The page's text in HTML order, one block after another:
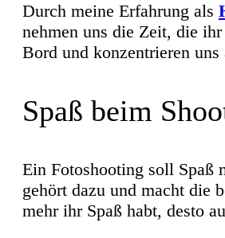
Durch meine Erfahrung als
nehmen uns die Zeit, die
Bord und konzentrieren
Spaß beim
Ein Fotoshooting soll Spaß
gehört dazu und macht die
mehr ihr Spaß habt, desto